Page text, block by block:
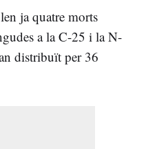
ja quatre morts
a la C-25 i la N-
distribuït per 36